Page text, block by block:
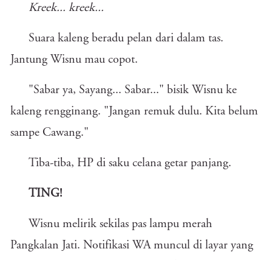
Kreek... kreek...
Suara kaleng beradu pelan dari dalam tas.
Jantung Wisnu mau copot.
"Sabar ya, Sayang... Sabar..." bisik Wisnu ke
kaleng rengginang. "Jangan remuk dulu. Kita belum
sampe Cawang."
Tiba-tiba, HP di saku celana getar panjang.
TING!
Wisnu melirik sekilas pas lampu merah
Pangkalan Jati. Notifikasi WA muncul di layar yang